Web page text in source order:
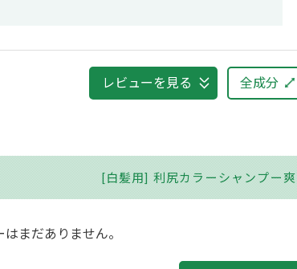
レビューを見る 全成分
[白髪用] 利尻カラーシャンプー爽
まだありません。